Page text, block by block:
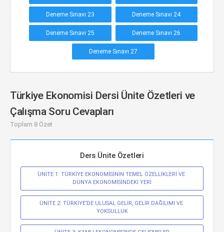
Deneme Sınavı 23 Deneme Sınavı 24
Deneme Sınavı 25 Deneme Sınavı 26
Deneme Sınavı 27
Türkiye Ekonomisi Dersi Ünite Özetleri ve
Çalışma Soru Cevapları
Toplam 8 Özet
Ders Ünite Özetleri
ÜNİTE 1: TÜRKİYE EKONOMİSİNİN TEMEL ÖZELLİKLERİ VE
DÜNYA EKONOMİSİNDEKİ YERİ
ÜNİTE 2: TÜRKİYE’DE ULUSAL GELİR, GELİR DAĞILIMI VE
YOKSULLUK